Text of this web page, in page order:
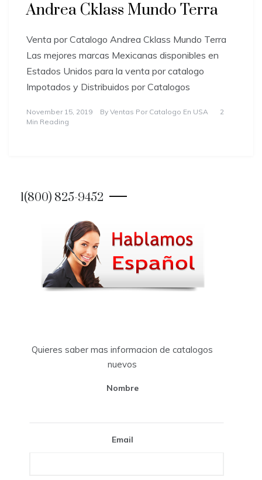
Andrea Cklass Mundo Terra
Venta por Catalogo Andrea Cklass Mundo Terra
Las mejores marcas Mexicanas disponibles en
Estados Unidos para la venta por catalogo
Impotados y Distribuidos por Catalogos
November 15, 2019 By Ventas Por Catalogo En USA
2
Min Reading
1(800) 825-9452
Quieres saber mas informacion de catalogos
nuevos
Nombre
Email